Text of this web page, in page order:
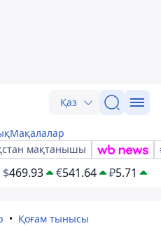
Қаз
Мақалалар
мақтанышы
$469.93 €541.64 ₽5.71
Қоғам тынысы